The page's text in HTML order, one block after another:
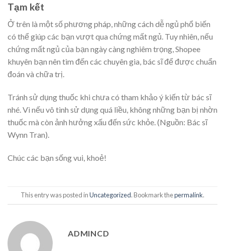
Tạm kết
Ở trên là một số phương pháp, những cách dễ ngủ phổ biến
có thể giúp các bạn vượt qua chứng mất ngủ. Tuy nhiên, nếu
chứng mất ngủ của bạn ngày càng nghiêm trọng, Shopee
khuyên bạn nên tìm đến các chuyên gia, bác sĩ để được chuẩn
đoán và chữa trị.
Tránh sử dụng thuốc khi chưa có tham khảo ý kiến từ bác sĩ
nhé. Vì nếu vô tình sử dụng quá liều, không những bạn bị nhờn
thuốc mà còn ảnh hưởng xấu đến sức khỏe. (Nguồn: Bác sĩ
Wynn Tran).
Chúc các bạn sống vui, khoẻ!
This entry was posted inUncategorized. Bookmark thepermalink.
ADMINCD